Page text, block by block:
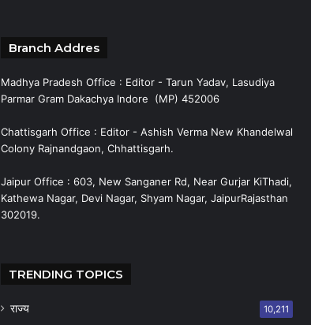
Branch Addres
Madhya Pradesh Office : Editor - Tarun Yadav, Lasudiya
Parmar Gram Dakachya Indore (MP) 452006
Chattisgarh Office : Editor - Ashish Verma New Khandelwal
Colony Rajnandgaon, Chhattisgarh.
Jaipur Office : 603, New Sanganer Rd, Near Gurjar KiThadi,
Kathewa Nagar, Devi Nagar, Shyam Nagar, JaipurRajasthan
302019.
TRENDING TOPICS
राज्य 10,211